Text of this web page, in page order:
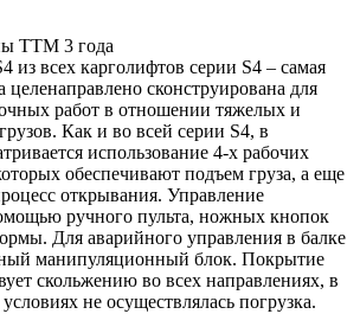
ТТМ 3 года
из всех карголифтов серии S4 – самая
сконструирована для
работ в отношении тяжелых и
Как и во всей серии S4, в
использование 4-х рабочих
обеспечивают подъем груза, а еще
открывания. Управление
ручного пульта, ножных кнопок
Для аварийного управления в балке
манипуляционный блок. Покрытие
скольжению во всех направлениях, в
не осуществлялась погрузка.